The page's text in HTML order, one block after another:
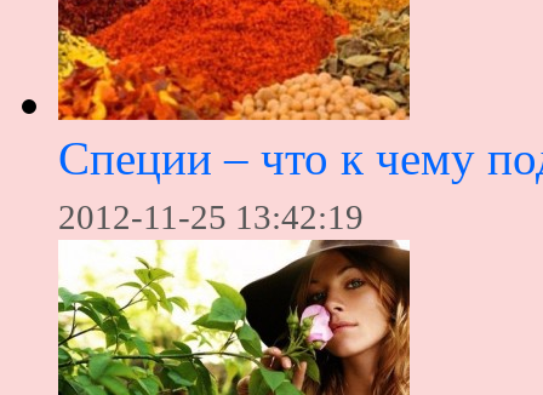
Специи – что к чему
2012-11-25 13:42:19